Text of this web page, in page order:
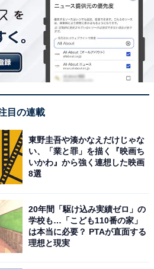
(M4):Ultra Retina XDR ディス
ス、 1TB、横向きの 12MP フ
目の連載
東野圭吾や湊かなえだけじゃな
い、「業と罪」を描く『映画ち
いかわ』から強く連想した映画
8選
20年間「駆け込み実績ゼロ」の
学校も…「こども110番の家」
は本当に必要？ PTAが直面する
理想と現実